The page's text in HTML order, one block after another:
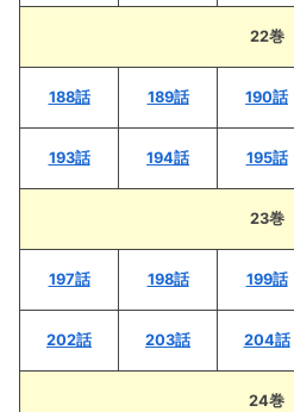
22巻
188話 189話 190話
193話 194話 195話
23巻
197話 198話 199話
202話 203話 204話
24巻